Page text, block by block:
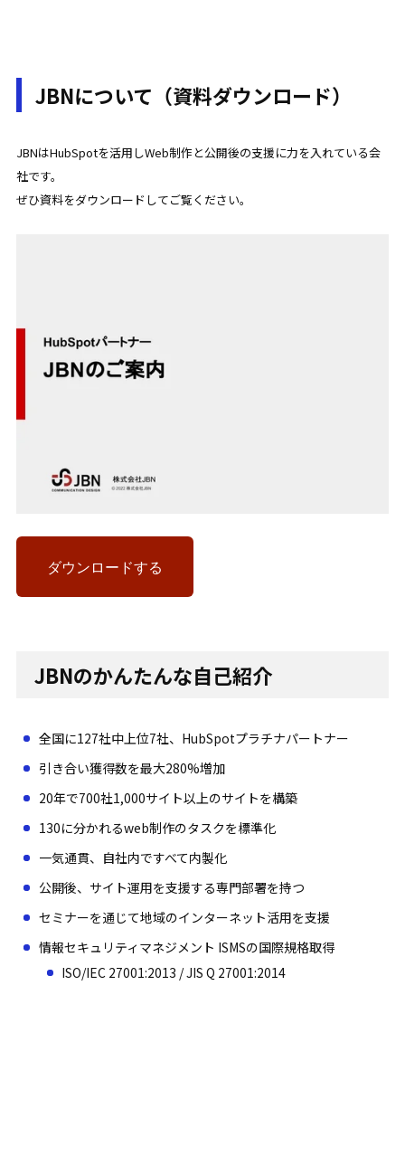
JBNについて（資料ダウンロード）
JBNはHubSpotを活用しWeb制作と公開後の支援に力を入れている会
社です。
ぜひ資料をダウンロードしてご覧ください。
ダウンロードする
JBNのかんたんな自己紹介
全国に127社中上位7社、HubSpotプラチナパートナー
引き合い獲得数を最大280%増加
20年で700社1,000サイト以上のサイトを構築
130に分かれるweb制作のタスクを標準化
一気通貫、自社内ですべて内製化
公開後、サイト運用を支援する専門部署を持つ
セミナーを通じて地域のインターネット活用を支援
情報セキュリティマネジメント ISMSの国際規格取得
ISO/IEC 27001:2013 / JIS Q 27001:2014